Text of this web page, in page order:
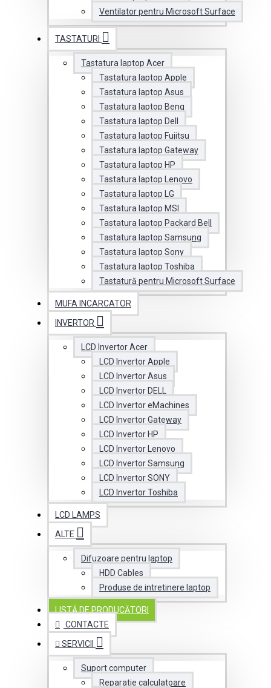
Ventilator pentru Microsoft Surface
TASTATURI
Tastatura laptop Acer
Tastatura laptop Apple
Tastatura laptop Asus
Tastatura laptop Benq
Tastatura laptop Dell
Tastatura laptop Fujitsu
Tastatura laptop Gateway
Tastatura laptop HP
Tastatura laptop Lenovo
Tastatura laptop LG
Tastatura laptop MSI
Tastatura laptop Packard Bell
Tastatura laptop Samsung
Tastatura laptop Sony
Tastatura laptop Toshiba
Tastatură pentru Microsoft Surface
MUFA INCARCATOR
INVERTOR
LCD Invertor Acer
LCD Invertor Apple
LCD Invertor Asus
LCD Invertor DELL
LCD Invertor eMachines
LCD Invertor Gateway
LCD Invertor HP
LCD Invertor Lenovo
LCD Invertor Samsung
LCD Invertor SONY
LCD Invertor Toshiba
LCD LAMPS
ALTE
Difuzoare pentru laptop
HDD Cables
Produse de intretinere laptop
LISTĂ DE PRODUCĂTORI
CONTACTE
SERVICII
Suport computer
Reparatie calculatoare